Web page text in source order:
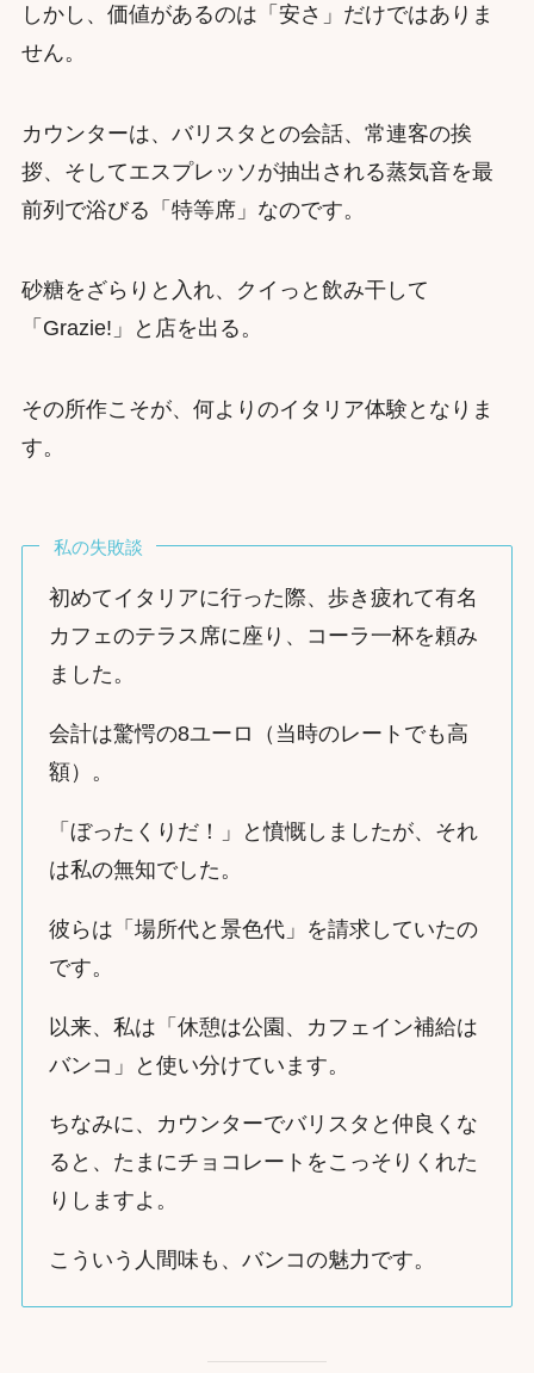
しかし、価値があるのは「安さ」だけではありま
せん。
カウンターは、バリスタとの会話、常連客の挨
拶、そしてエスプレッソが抽出される蒸気音を最
前列で浴びる「特等席」なのです。
砂糖をざらりと入れ、クイっと飲み干して
「Grazie!」と店を出る。
その所作こそが、何よりのイタリア体験となりま
す。
私の失敗談
初めてイタリアに行った際、歩き疲れて有名
カフェのテラス席に座り、コーラ一杯を頼み
ました。
会計は驚愕の8ユーロ（当時のレートでも高
額）。
「ぼったくりだ！」と憤慨しましたが、それ
は私の無知でした。
彼らは「場所代と景色代」を請求していたの
です。
以来、私は「休憩は公園、カフェイン補給は
バンコ」と使い分けています。
ちなみに、カウンターでバリスタと仲良くな
ると、たまにチョコレートをこっそりくれた
りしますよ。
こういう人間味も、バンコの魅力です。